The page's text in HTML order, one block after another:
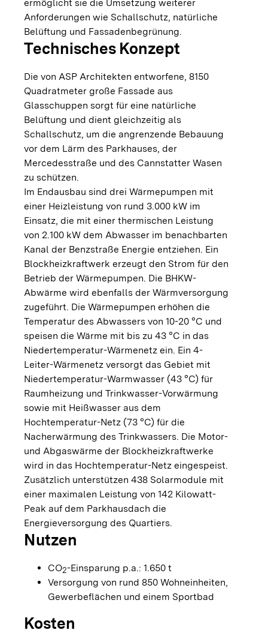
ermöglicht sie die Umsetzung weiterer
Anforderungen wie Schallschutz, natürliche
Belüftung und Fassadenbegrünung.
Technisches Konzept
Die von ASP Architekten entworfene, 8150
Quadratmeter große Fassade aus
Glasschuppen sorgt für eine natürliche
Belüftung und dient gleichzeitig als
Schallschutz, um die angrenzende Bebauung
vor dem Lärm des Parkhauses, der
Mercedesstraße und des Cannstatter Wasen
zu schützen.
Im Endausbau sind drei Wärmepumpen mit
einer Heizleistung von rund 3.000 kW im
Einsatz, die mit einer thermischen Leistung
von 2.100 kW dem Abwasser im benachbarten
Kanal der Benzstraße Energie entziehen. Ein
Blockheizkraftwerk erzeugt den Strom für den
Betrieb der Wärmepumpen. Die BHKW-
Abwärme wird ebenfalls der Wärmversorgung
zugeführt. Die Wärmepumpen erhöhen die
Temperatur des Abwassers von 10-20 °C und
speisen die Wärme mit bis zu 43 °C in das
Niedertemperatur-Wärmenetz ein. Ein 4-
Leiter-Wärmenetz versorgt das Gebiet mit
Niedertemperatur-Warmwasser (43 °C) für
Raumheizung und Trinkwasser-Vorwärmung
sowie mit Heißwasser aus dem
Hochtemperatur-Netz (73 °C) für die
Nacherwärmung des Trinkwassers. Die Motor-
und Abgaswärme der Blockheizkraftwerke
wird in das Hochtemperatur-Netz eingespeist.
Zusätzlich unterstützen 438 Solarmodule mit
einer maximalen Leistung von 142 Kilowatt-
Peak auf dem Parkhausdach die
Energieversorgung des Quartiers.
Nutzen
CO2-Einsparung p.a.: 1.650 t
Versorgung von rund 850 Wohneinheiten,
Gewerbeflächen und einem Sportbad
Kosten